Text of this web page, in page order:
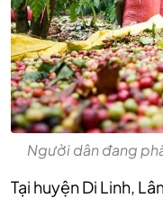
Người dân đang
Tại huyện Di Linh,